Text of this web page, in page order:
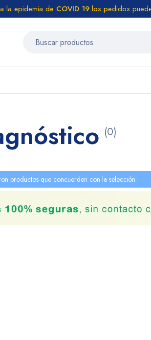
la epidemia de COVID 19 los pedidos
(0)
productos que concuerden con la selección.